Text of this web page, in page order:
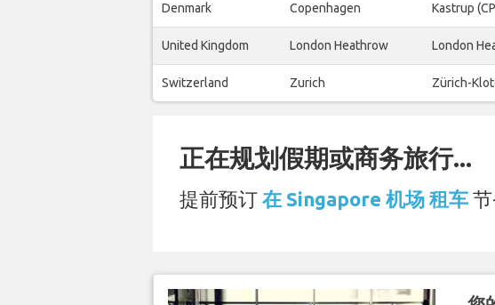
Denmark Copenhagen Kastrup
United Kingdom London Heathrow London
Switzerland Zurich Zürich-
正在规划假期或商务旅行...
提前预订 在 Singapore 机场 租车 节